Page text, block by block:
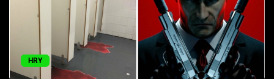
Přihlášení
Sledujte nás
HRY